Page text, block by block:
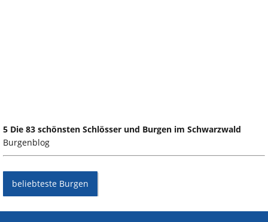
5 Die 83 schönsten Schlösser und Burgen im Schwarzwald
Burgenblog
beliebteste Burgen